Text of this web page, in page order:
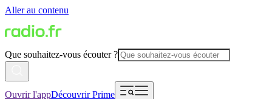
Aller au contenu
Que souhaitez-vous écouter ?
Ouvrir l'appDécouvrir Prime